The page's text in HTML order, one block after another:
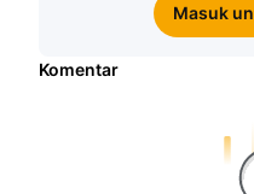
Masuk
Komentar